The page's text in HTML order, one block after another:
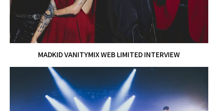
MADKID VANITYMIX WEB LIMITED INTERVIEW